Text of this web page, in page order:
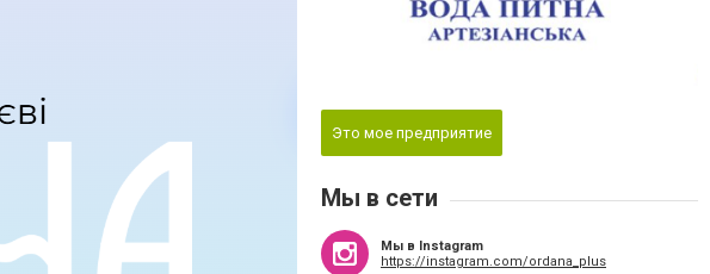
Это мое предприятие
Мы в сети
Мы в Instagram
https://instagram.com/ordana_plus